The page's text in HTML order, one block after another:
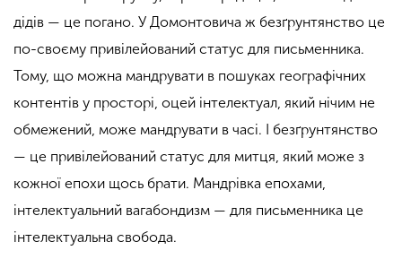
дідів — це погано. У Домонтовича ж безґрунтянство це
по-своєму привілейований статус для письменника.
Тому, що можна мандрувати в пошуках географічних
контентів у просторі, оцей інтелектуал, який нічим не
обмежений, може мандрувати в часі. І безґрунтянство
— це привілейований статус для митця, який може з
кожної епохи щось брати. Мандрівка епохами,
інтелектуальний вагабондизм — для письменника це
інтелектуальна свобода.